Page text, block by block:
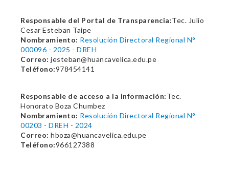
Responsable del Portal de Transparencia:Tec. Julio
Cesar Esteban Taipe
Nombramiento: Resolución Directoral Regional N°
000096 - 2025 - DREH
Correo: jesteban@huancavelica.edu.pe
Teléfono:978454141
Responsable de acceso a la información:Tec.
Honorato Boza Chumbez
Nombramiento: Resolución Directoral Regional N°
00203 - DREH - 2024
Correo: hboza@huancavelica.edu.pe
Teléfono:966127388